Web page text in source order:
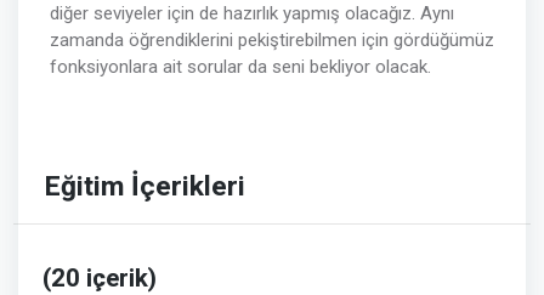
diğer seviyeler için de hazırlık yapmış olacağız. Aynı
zamanda öğrendiklerini pekiştirebilmen için gördüğümüz
fonksiyonlara ait sorular da seni bekliyor olacak.
Eğitim İçerikleri
(20 içerik)